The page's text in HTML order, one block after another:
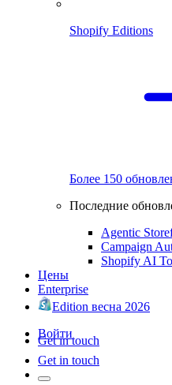
Shopify Editions
Более 150
Последние
Agentic
Campaign
Shopify AI
Цены
Enterprise
Edition весна 2026
Войти
Get in touch
Get in touch